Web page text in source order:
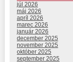
júl 2026
máj 2026
apríl 2026
marec 2026
január 2026
december 2025
november 2025
október 2025
september 2025